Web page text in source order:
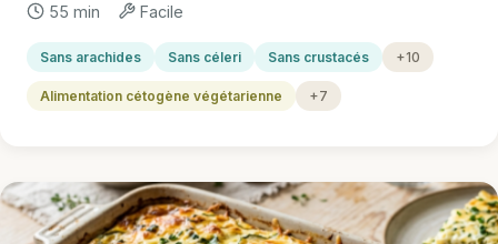
55 min Facile
Sans arachides Sans céleri Sans crustacés +10
Alimentation cétogène végétarienne +7